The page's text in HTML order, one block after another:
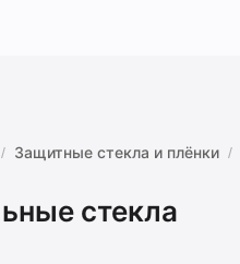
Защитные стекла и плёнки
стекла